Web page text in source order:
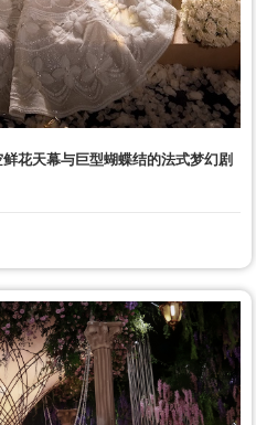
花天幕与巨型蝴蝶结的法式梦幻剧